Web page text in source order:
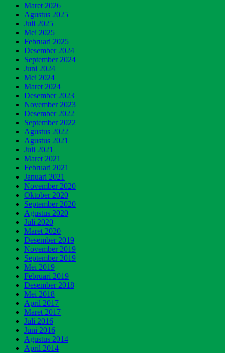
Maret 2026
Agustus 2025
Juli 2025
Mei 2025
Februari 2025
Desember 2024
September 2024
Juni 2024
Mei 2024
Maret 2024
Desember 2023
November 2023
Desember 2022
September 2022
Agustus 2022
Agustus 2021
Juli 2021
Maret 2021
Februari 2021
Januari 2021
November 2020
Oktober 2020
September 2020
Agustus 2020
Juli 2020
Maret 2020
Desember 2019
November 2019
September 2019
Mei 2019
Februari 2019
Desember 2018
Mei 2018
April 2017
Maret 2017
Juli 2016
Juni 2016
Agustus 2014
April 2014